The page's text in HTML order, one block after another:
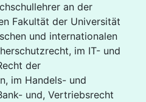
an der
Fakultät der Universität
und internationalen
im IT- und
der
im Handels- und
und, Vertriebsrecht